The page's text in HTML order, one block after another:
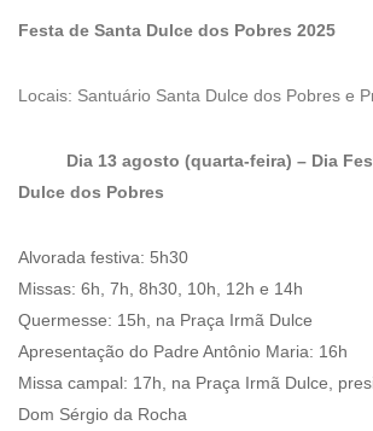
Festa de Santa Dulce dos Pobres 2025
Locais: Santuário Santa Dulce dos Pobres e
Dia 13 agosto (quarta-feira) – Dia
Dulce dos Pobres
Alvorada festiva: 5h30
Missas: 6h, 7h, 8h30, 10h, 12h e 14h
Quermesse: 15h, na Praça Irmã Dulce
Apresentação do Padre Antônio Maria: 16h
Missa campal: 17h, na Praça Irmã Dulce,
Dom Sérgio da Rocha